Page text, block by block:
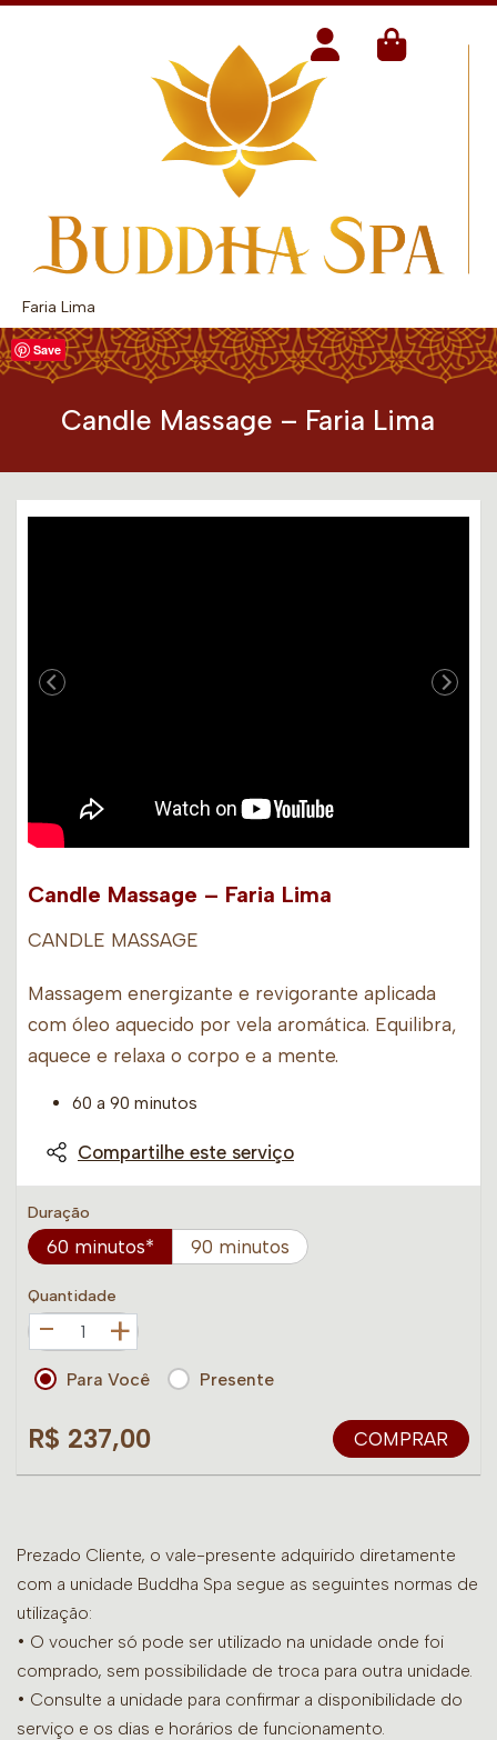
Faria Lima
Candle Massage – Faria Lima
Save
Candle Massage – Faria Lima
CANDLE MASSAGE
Massagem energizante e revigorante aplicada
com óleo aquecido por vela aromática. Equilibra,
aquece e relaxa o corpo e a mente.
60 a 90 minutos
Compartilhe este serviço
Duração
60 minutos* 90 minutos
Quantidade
+
Para Você Presente
R$ 237,00 COMPRAR
Prezado Cliente, o vale-presente adquirido diretamente
com a unidade Buddha Spa segue as seguintes normas de
utilização:
• O voucher só pode ser utilizado na unidade onde foi
comprado, sem possibilidade de troca para outra unidade.
• Consulte a unidade para confirmar a disponibilidade do
serviço e os dias e horários de funcionamento.